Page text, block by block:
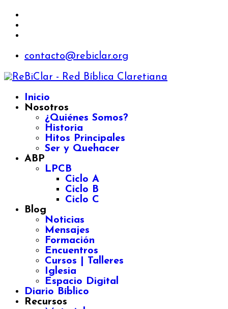
contacto@rebiclar.org
Inicio
Nosotros
¿Quiénes Somos?
Historia
Hitos Principales
Ser y Quehacer
ABP
LPCB
Ciclo A
Ciclo B
Ciclo C
Blog
Noticias
Mensajes
Formación
Encuentros
Cursos | Talleres
Iglesia
Espacio Digital
Diario Bíblico
Recursos